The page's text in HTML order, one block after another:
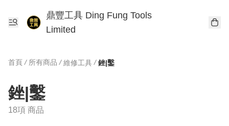
鼎豐工具 Ding Fung Tools
Limited
首頁 / 所有商品 / 維修工具 / 銼|鑿
銼|鑿
18項 商品